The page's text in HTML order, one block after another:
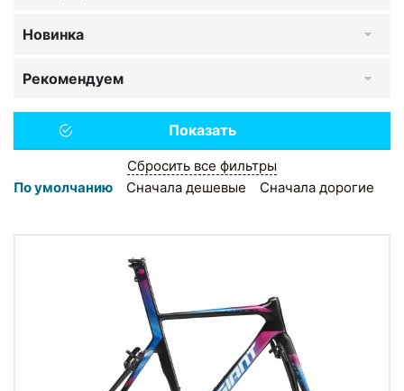
Новинка
Рекомендуем
Сбросить все фильтры
По умолчанию
Сначала дешевые Сначала дорогие